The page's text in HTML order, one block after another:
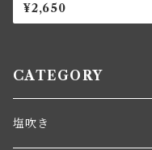
¥2,650
CATEGORY
塩吹き